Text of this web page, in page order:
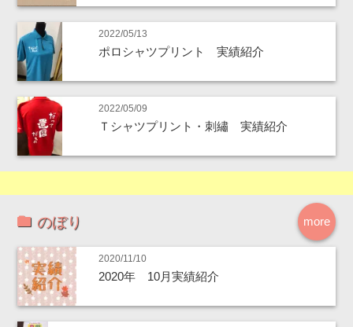
2022/05/13
ポロシャツプリント 実績紹介
2022/05/09
Ｔシャツプリント・刺繡 実績紹介
more
のぼり
2020/11/10
2020年 10月実績紹介